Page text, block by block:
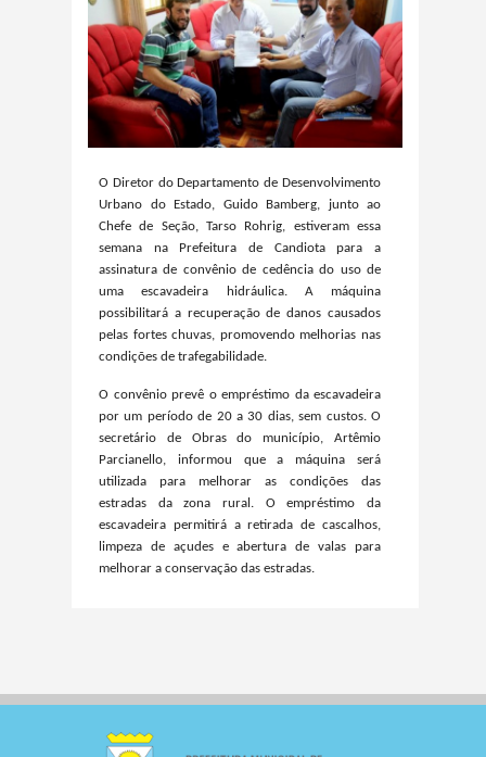
O Diretor do Departamento de Desenvolvimento
Urbano do Estado, Guido Bamberg, junto ao
Chefe de Seção, Tarso Rohrig, estiveram essa
semana na Prefeitura de Candiota para a
assinatura de convênio de cedência do uso de
uma escavadeira hidráulica. A máquina
possibilitará a recuperação de danos causados
pelas fortes chuvas, promovendo melhorias nas
condições de trafegabilidade.
O convênio prevê o empréstimo da escavadeira
por um período de 20 a 30 dias, sem custos. O
secretário de Obras do município, Artêmio
Parcianello, informou que a máquina será
utilizada para melhorar as condições das
estradas da zona rural. O empréstimo da
escavadeira permitirá a retirada de cascalhos,
limpeza de açudes e abertura de valas para
melhorar a conservação das estradas.